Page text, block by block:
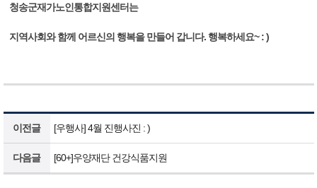
청송군재가노인통합지원센터는
지역사회와 함께 어르신의 행복을 만들어 갑니다. 행복하세요~ : )
이전글 [우행사] 4월 진행사진 : )
다음글 [60+]우양재단 건강식품지원